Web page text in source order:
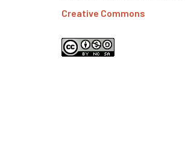
Creative Commons